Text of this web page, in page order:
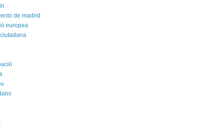
de madrid
europea